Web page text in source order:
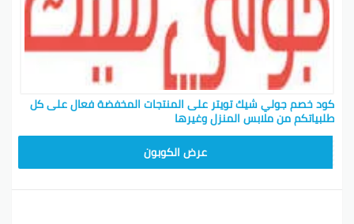
كود خصم جولي شيك تويتر على المنتجات المخفضة فعال على كل
طلبياتكم من ملابس المنزل وغيرها
عرض الكوبون